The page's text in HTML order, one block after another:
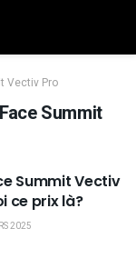
Vectiv Pro
Summit
Summit Vectiv
ce prix là?
2025